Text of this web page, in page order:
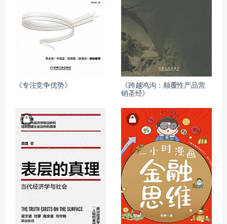
《专注竞争优势》
《跨越鸿沟：颠覆性产品营
销圣经》